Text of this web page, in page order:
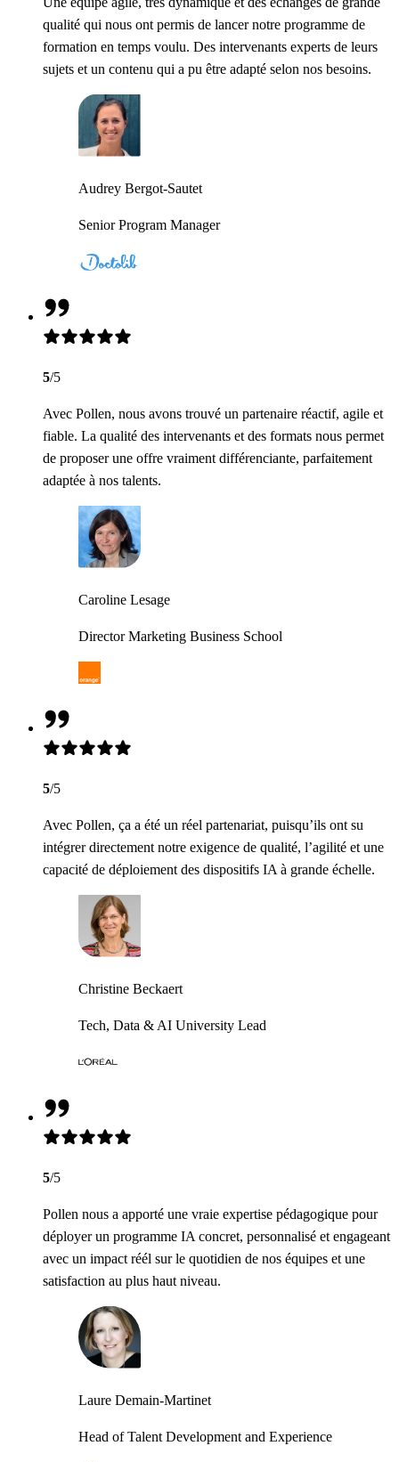
qualité qui nous ont permis de lancer notre programme de
formation en temps voulu. Des intervenants experts de leurs
sujets et un contenu qui a pu être adapté selon nos besoins.
Audrey Bergot-Sautet
Senior Program Manager
5/5
Avec Pollen, nous avons trouvé un partenaire réactif, agile et
fiable. La qualité des intervenants et des formats nous permet
de proposer une offre vraiment différenciante, parfaitement
adaptée à nos talents.
Caroline Lesage
Director Marketing Business School
5/5
Avec Pollen, ça a été un réel partenariat, puisqu’ils ont su
intégrer directement notre exigence de qualité, l’agilité et une
capacité de déploiement des dispositifs IA à grande échelle.
Christine Beckaert
Tech, Data & AI University Lead
5/5
Pollen nous a apporté une vraie expertise pédagogique pour
déployer un programme IA concret, personnalisé et engageant
avec un impact réél sur le quotidien de nos équipes et une
satisfaction au plus haut niveau.
Laure Demain-Martinet
Head of Talent Development and Experience